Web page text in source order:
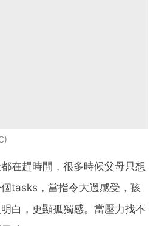
在趕時間，很多時候父母只想
tasks，當指令大過感受，孩
白，更顯孤獨感。當壓力找不